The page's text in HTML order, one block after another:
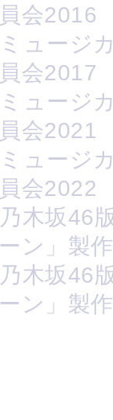
会2016
ュージ
会2017
ュージ
会2021
ュージ
会2022
木坂46
ン」製
木坂46
ン」製